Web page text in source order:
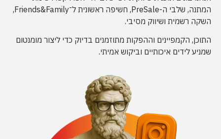
המתנה, שלבי ה-PreSale, חשיפה ראשונית ל־Friends&Family,
השקה רשמית ושיווק מסיבי.
התוכן, הקמפיינים וההפקות מתוזמנים בדיוק כדי ליצור מומנטום
שמניע לידים איכותיים וביקוש אמיתי.